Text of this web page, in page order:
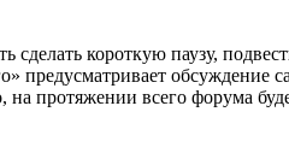
короткую паузу,
обсуждение
протяжении всего форума